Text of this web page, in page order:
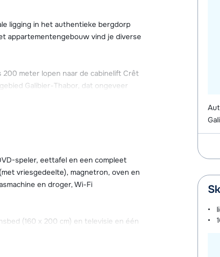
ligging in het authentieke bergdorp
appartementengebouw vind je diverse
meter lopen naar de cabinelift Crêt
Galibier-Thabor, dat ongeveer
en bevindt zich de skischool.
zijn allemaal voorzien van een
Er is een gezamenlijke skiberging
Er is parkeergelegenheid bij het
speler, eettafel en een compleet
vriesgedeelte), magnetron, oven en
en droger, Wi-Fi
(160 x 200 cm) en televisie en één
badkamers, waarvan twee met ieder